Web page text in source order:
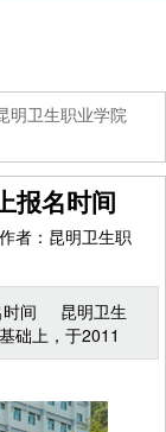
明卫生职业学院
报名时间
者：昆明卫生职
时间 昆明卫生
础上，于2011
的全